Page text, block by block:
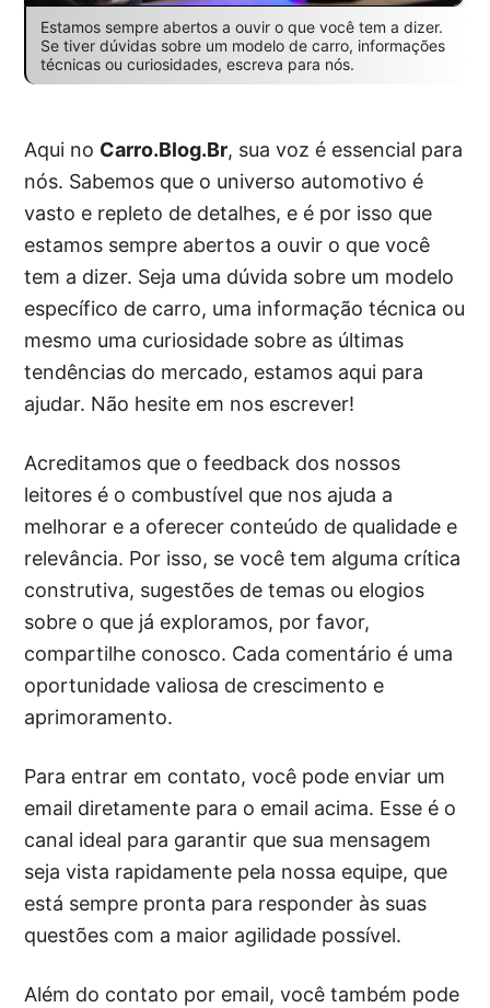
Estamos sempre abertos a ouvir o que você tem a dizer.
Se tiver dúvidas sobre um modelo de carro, informações
técnicas ou curiosidades, escreva para nós.
Aqui no Carro.Blog.Br, sua voz é essencial para
nós. Sabemos que o universo automotivo é
vasto e repleto de detalhes, e é por isso que
estamos sempre abertos a ouvir o que você
tem a dizer. Seja uma dúvida sobre um modelo
específico de carro, uma informação técnica ou
mesmo uma curiosidade sobre as últimas
tendências do mercado, estamos aqui para
ajudar. Não hesite em nos escrever!
Acreditamos que o feedback dos nossos
leitores é o combustível que nos ajuda a
melhorar e a oferecer conteúdo de qualidade e
relevância. Por isso, se você tem alguma crítica
construtiva, sugestões de temas ou elogios
sobre o que já exploramos, por favor,
compartilhe conosco. Cada comentário é uma
oportunidade valiosa de crescimento e
aprimoramento.
Para entrar em contato, você pode enviar um
email diretamente para o email acima. Esse é o
canal ideal para garantir que sua mensagem
seja vista rapidamente pela nossa equipe, que
está sempre pronta para responder às suas
questões com a maior agilidade possível.
Além do contato por email, você também pode